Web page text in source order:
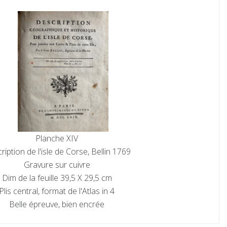
Planche XIV
de l'isle de Corse, Bellin 1769
Gravure sur cuivre
Dim de la feuille 39,5 X 29,5 cm
central, format de l'Atlas in 4
Belle épreuve, bien encrée